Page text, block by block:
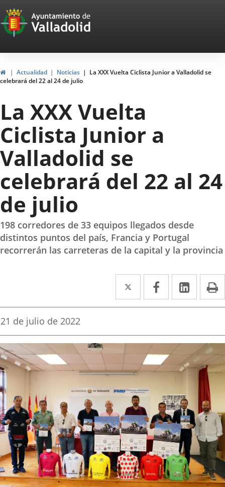
Portal
Web
del
Ayuntamiento
de
Valladolid
InicioActualidad Noticias
La XXX Vuelta Ciclista Junior a Valladolid se
celebrará del 22 al 24 de julio
La XXX Vuelta
Ciclista Junior a
Valladolid se
celebrará del 22 al 24
de julio
198 corredores de 33 equipos llegados desde
distintos puntos del país, Francia y Portugal
recorrerán las carreteras de la capital y la provincia
Twitter
Enlace
a
aplicación
externa.
Facebook
Enlace
a
aplicación
externa.
Enlace
a
Fecha
la
noticia
21 de julio de 2022